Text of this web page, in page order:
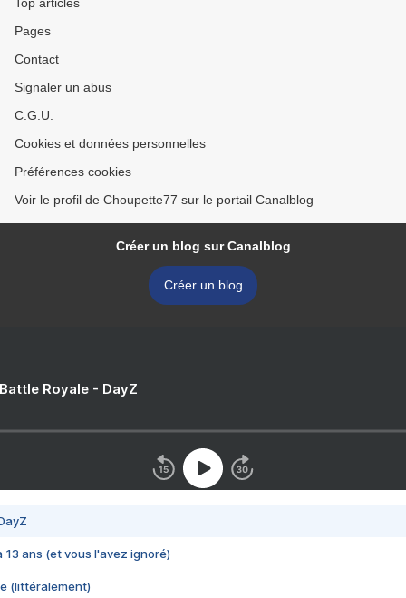
Pages
Contact
Signaler un abus
C.G.U.
Cookies et données personnelles
Préférences cookies
Voir le profil de Choupette77 sur le portail Canalblog
Créer un blog sur Canalblog
Créer un blog
Royale - DayZ
13 ans (et vous l'avez ignoré)
(littéralement)